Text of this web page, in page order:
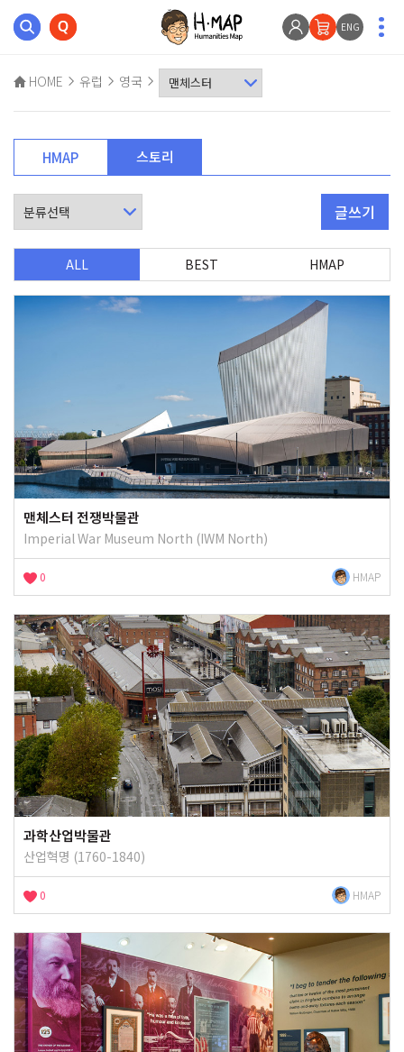
ENG
HOME 유럽 영국
HMAP 스토리
글쓰기
ALL BEST HMAP
맨체스터 전쟁박물관
Imperial War Museum North (IWM North)
0 HMAP
과학산업박물관
산업혁명 (1760-1840)
0 HMAP